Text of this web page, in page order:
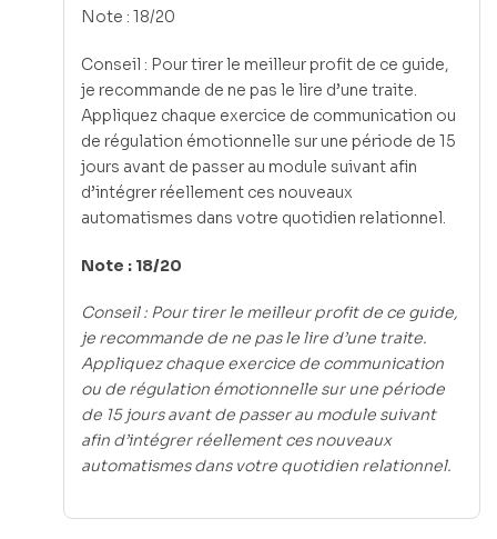
Note : 18/20
Conseil : Pour tirer le meilleur profit de ce guide,
je recommande de ne pas le lire d’une traite.
Appliquez chaque exercice de communication ou
de régulation émotionnelle sur une période de 15
jours avant de passer au module suivant afin
d’intégrer réellement ces nouveaux
automatismes dans votre quotidien relationnel.
Note : 18/20
Conseil : Pour tirer le meilleur profit de ce guide,
je recommande de ne pas le lire d’une traite.
Appliquez chaque exercice de communication
ou de régulation émotionnelle sur une période
de 15 jours avant de passer au module suivant
afin d’intégrer réellement ces nouveaux
automatismes dans votre quotidien relationnel.